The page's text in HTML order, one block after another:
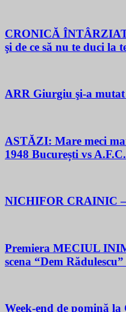
CRONICĂ
şi de ce să nu te duci la
ARR Giurgiu şi-a mutat
ASTĂZI: Mare meci
1948 București vs
NICHIFOR CRAINIC –
Premiera MECIUL
scena “Dem
Week-end de pomină